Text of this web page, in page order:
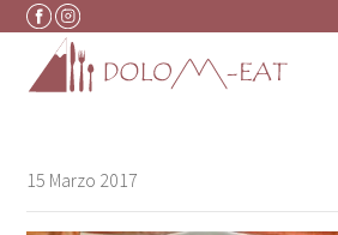
Vai al contenuto
15 Marzo 2017